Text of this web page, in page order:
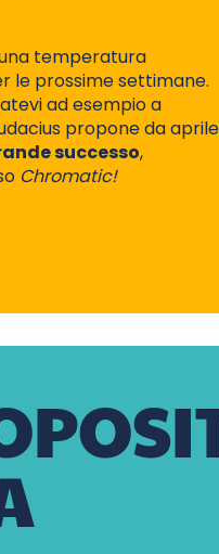
temperatura
le prossime settimane.
ad esempio a
propone da aprile
successo,
Chromatic!